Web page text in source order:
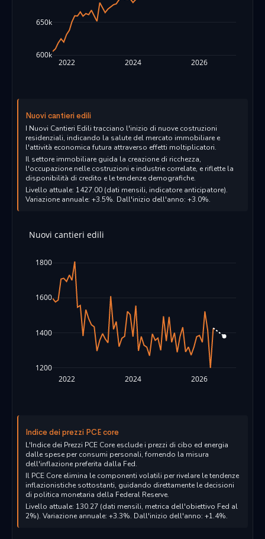
2022 2024 2026
600k
650k
Nuovi cantieri edili
I Nuovi Cantieri Edili tracciano l'inizio di nuove costruzioni
residenziali, indicando la salute del mercato immobiliare e
l'attività economica futura attraverso effetti moltiplicatori.
Il settore immobiliare guida la creazione di ricchezza,
l'occupazione nelle costruzioni e industrie correlate, e riflette la
disponibilità di credito e le tendenze demografiche.
Livello attuale: 1427.00 (dati mensili, indicatore anticipatore).
Variazione annuale: +3.5%. Dall'inizio dell'anno: +3.0%.
2022 2024 2026
1200
1400
1600
1800
Nuovi cantieri edili
Indice dei prezzi PCE core
L'Indice dei Prezzi PCE Core esclude i prezzi di cibo ed energia
dalle spese per consumi personali, fornendo la misura
dell'inflazione preferita dalla Fed.
Il PCE Core elimina le componenti volatili per rivelare le tendenze
inflazionistiche sottostanti, guidando direttamente le decisioni
di politica monetaria della Federal Reserve.
Livello attuale: 130.27 (dati mensili, metrica dell'obiettivo Fed al
2%). Variazione annuale: +3.3%. Dall'inizio dell'anno: +1.4%.